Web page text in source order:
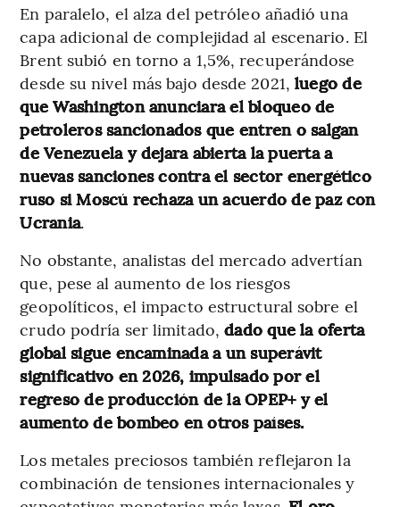
En paralelo, el alza del petróleo añadió una
capa adicional de complejidad al escenario. El
Brent subió en torno a 1,5%, recuperándose
desde su nivel más bajo desde 2021, luego de
que Washington anunciara el bloqueo de
petroleros sancionados que entren o salgan
de Venezuela y dejara abierta la puerta a
nuevas sanciones contra el sector energético
ruso si Moscú rechaza un acuerdo de paz con
Ucrania.
No obstante, analistas del mercado advertían
que, pese al aumento de los riesgos
geopolíticos, el impacto estructural sobre el
crudo podría ser limitado,dado que la oferta
global sigue encaminada a un superávit
significativo en 2026, impulsado por el
regreso de producción de la OPEP+ y el
aumento de bombeo en otros países.
Los metales preciosos también reflejaron la
combinación de tensiones internacionales y